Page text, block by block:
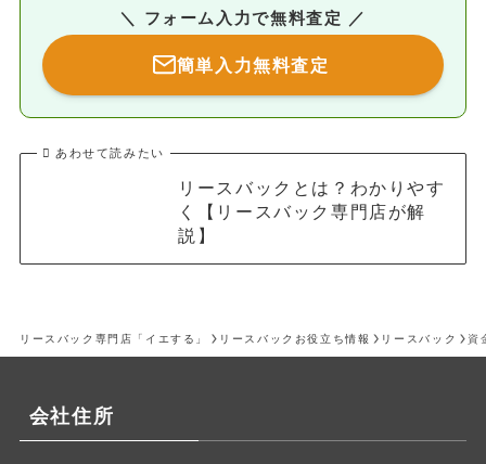
＼ フォーム入力で無料査定 ／
簡単入力無料査定
あわせて読みたい
リースバックとは？わかりやす
く【リースバック専門店が解
説】
リースバック専門店「イエする」 リースバックお役立ち情報 リースバック 資
会社住所